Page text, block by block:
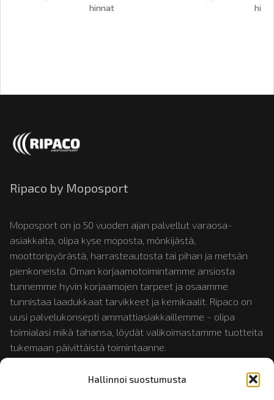
Hallinnoi suostumusta
hinnat
Ripaco by Moposport
Moposport on jo 50 vuoden ajan palvellut varaosa-
asiakkaita, olipa kyse moposta, mönkijästä,
moottoripyörästä, harrasteautosta tai pihan ja metsän
pienkoneista. Oman korjaamotoimintamme ansiosta
tunnemme hyvin korjaamojen tarpeet ja osaamme
tunnistaa laadukkaat tarvikkeet ja kemikaalit. Ripaco on
uusi palvelukonsepti ammattiasiakkaillemme - olipa
toimialasi mikä tahansa, löydät valikoimastamme tuotteita
tukemaan päivittäistä toimintaanne.
mopotukku.fijamoposport.fi